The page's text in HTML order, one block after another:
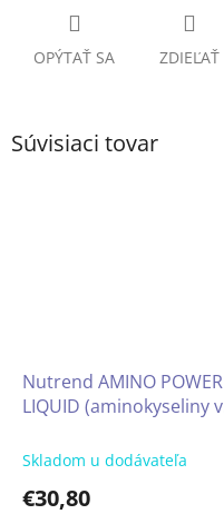
OPÝTAŤ SA ZDIEĽAŤ
Súvisiaci tovar
Nutrend AMINO POWER
LIQUID (aminokyseliny v
Skladom u dodávateľa
€30,80